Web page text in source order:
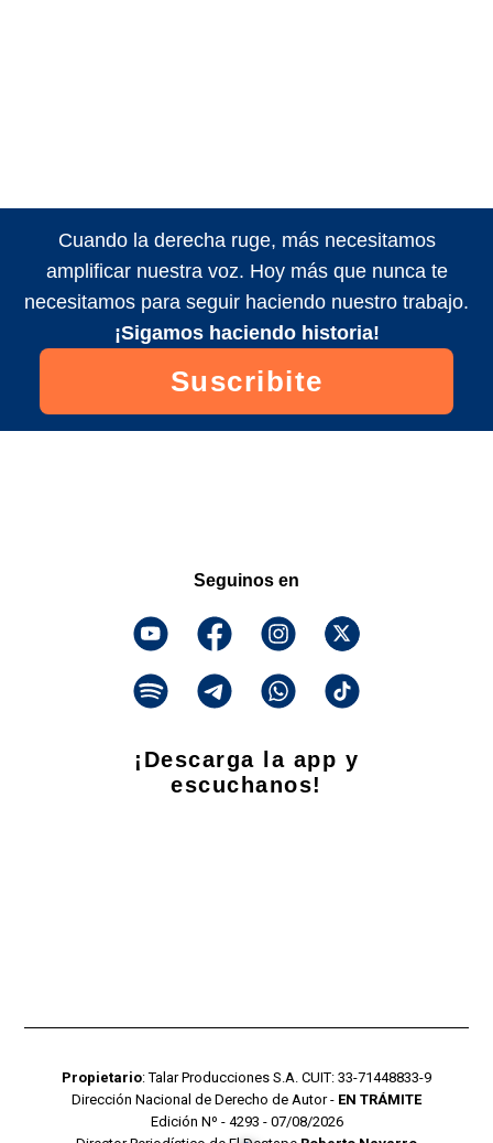
Cuando la derecha ruge, más necesitamos
amplificar nuestra voz. Hoy más que nunca te
necesitamos para seguir haciendo nuestro trabajo.
¡Sigamos haciendo historia!
Suscribite
Seguinos en
¡Descarga la app y
escuchanos!
Propietario: Talar Producciones S.A. CUIT: 33-71448833-9
Dirección Nacional de Derecho de Autor - EN TRÁMITE
Edición Nº - 4293 - 07/08/2026